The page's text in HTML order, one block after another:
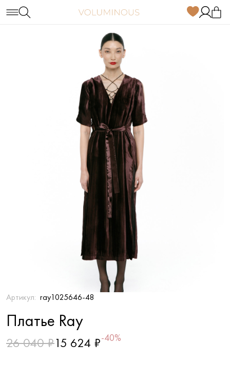
Артикул: ray1025646-48
Платье Ray
26 040 ₽15 624 ₽-40%